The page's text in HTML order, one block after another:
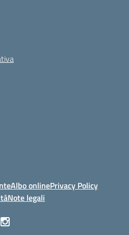
Albo onlinePrivacy Policy
Note legali